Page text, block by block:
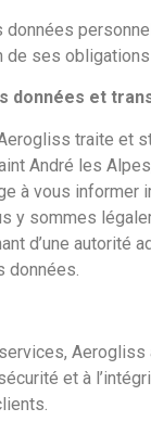
de ses
données et
traite et
André les
à vous informer
y sommes
d’une autorité
données.
Aerogliss
et à